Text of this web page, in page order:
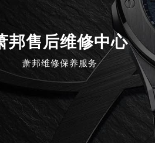
邦售后维修中心
萧邦维修保养服务
大陆、香港、澳门、台湾全部区域
11层1102室（北京总部）（需提
（需提前预约）
2603室（需提前预约）
需提前预约）